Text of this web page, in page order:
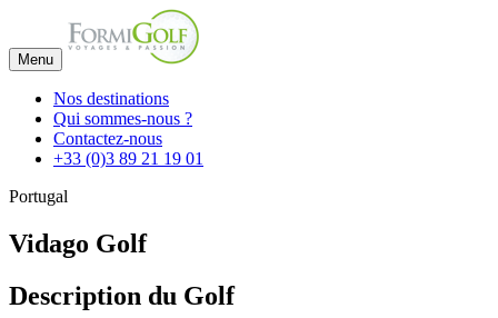
Menu
Nos destinations
Qui sommes-nous ?
Contactez-nous
+33 (0)3 89 21 19 01
Portugal
Vidago Golf
Description du Golf